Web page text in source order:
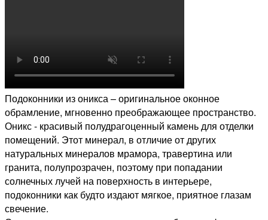
Подоконники из оникса – оригинальное оконное
обрамление, мгновенно преображающее пространство.
Оникс - красивый полудрагоценный камень для отделки
помещений. Этот минерал, в отличие от других
натуральных минералов мрамора, травертина или
гранита, полупрозрачен, поэтому при попадании
солнечных лучей на поверхность в интерьере,
подоконники как будто издают мягкое, приятное глазам
свечение.